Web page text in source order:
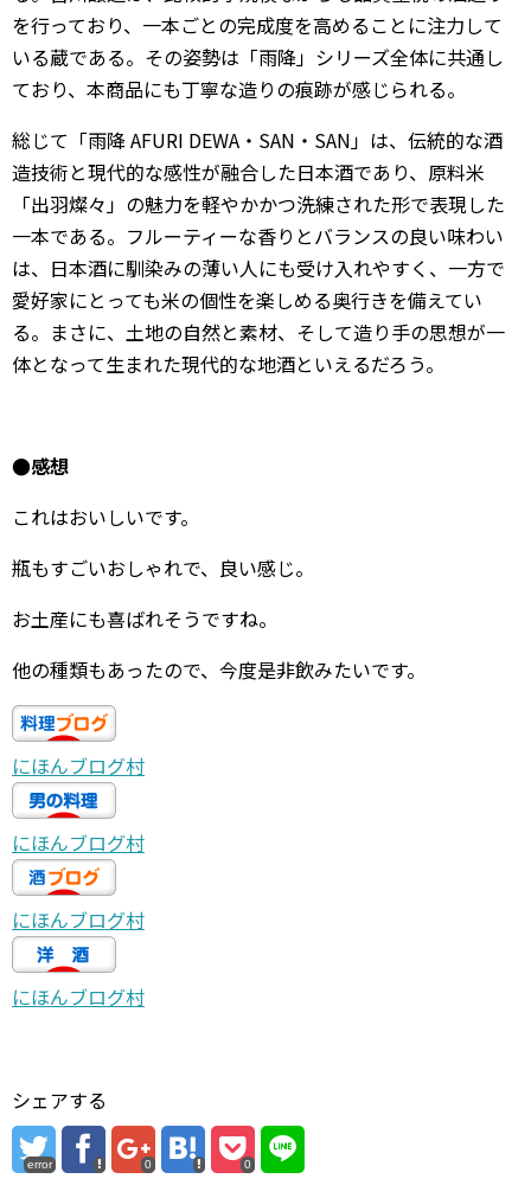
を行っており、一本ごとの完成度を高めることに注力して
いる蔵である。その姿勢は「雨降」シリーズ全体に共通し
ており、本商品にも丁寧な造りの痕跡が感じられる。
総じて「雨降 AFURI DEWA・SAN・SAN」は、伝統的な酒
造技術と現代的な感性が融合した日本酒であり、原料米
「出羽燦々」の魅力を軽やかかつ洗練された形で表現した
一本である。フルーティーな香りとバランスの良い味わい
は、日本酒に馴染みの薄い人にも受け入れやすく、一方で
愛好家にとっても米の個性を楽しめる奥行きを備えてい
る。まさに、土地の自然と素材、そして造り手の思想が一
体となって生まれた現代的な地酒といえるだろう。
●感想
これはおいしいです。
瓶もすごいおしゃれで、良い感じ。
お土産にも喜ばれそうですね。
他の種類もあったので、今度是非飲みたいです。
にほんブログ村
にほんブログ村
にほんブログ村
にほんブログ村
シェアする
error 0 0